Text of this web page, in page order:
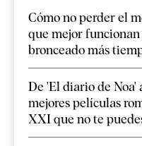
Cómo no perder el
que mejor
bronceado más
De 'El diario de Noa'
mejores películas
XXI que no te